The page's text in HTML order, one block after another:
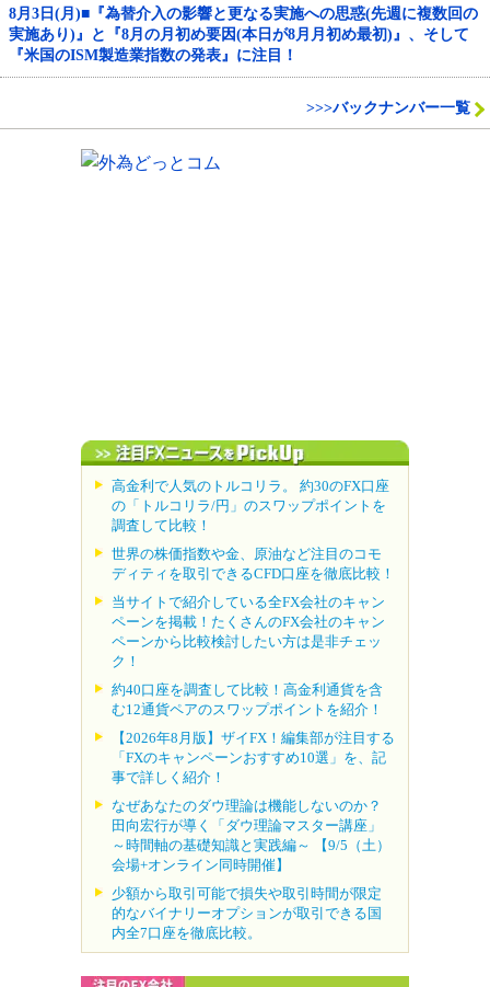
8月3日(月)■『為替介入の影響と更なる実施への思惑(先週に複数回の
実施あり)』と『8月の月初め要因(本日が8月月初め最初)』、そして
『米国のISM製造業指数の発表』に注目！
>>>バックナンバー一覧
高金利で人気のトルコリラ。 約30のFX口座
の「トルコリラ/円」のスワップポイントを
調査して比較！
世界の株価指数や金、原油など注目のコモ
ディティを取引できるCFD口座を徹底比較！
当サイトで紹介している全FX会社のキャン
ペーンを掲載！たくさんのFX会社のキャン
ペーンから比較検討したい方は是非チェッ
ク！
約40口座を調査して比較！高金利通貨を含
む12通貨ペアのスワップポイントを紹介！
【2026年8月版】ザイFX！編集部が注目する
「FXのキャンペーンおすすめ10選」を、記
事で詳しく紹介！
なぜあなたのダウ理論は機能しないのか？
田向宏行が導く「ダウ理論マスター講座」
～時間軸の基礎知識と実践編～ 【9/5（土）
会場+オンライン同時開催】
少額から取引可能で損失や取引時間が限定
的なバイナリーオプションが取引できる国
内全7口座を徹底比較。